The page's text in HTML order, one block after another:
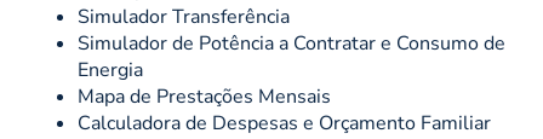
Simulador Transferência
Simulador de Potência a Contratar e Consumo de
Energia
Mapa de Prestações Mensais
Calculadora de Despesas e Orçamento Familiar